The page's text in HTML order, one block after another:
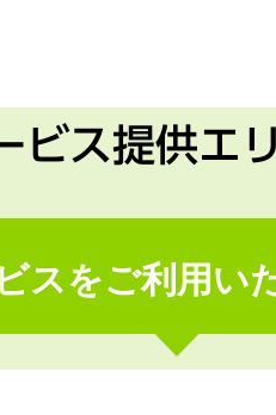
ビス提供エ
スをご利用い